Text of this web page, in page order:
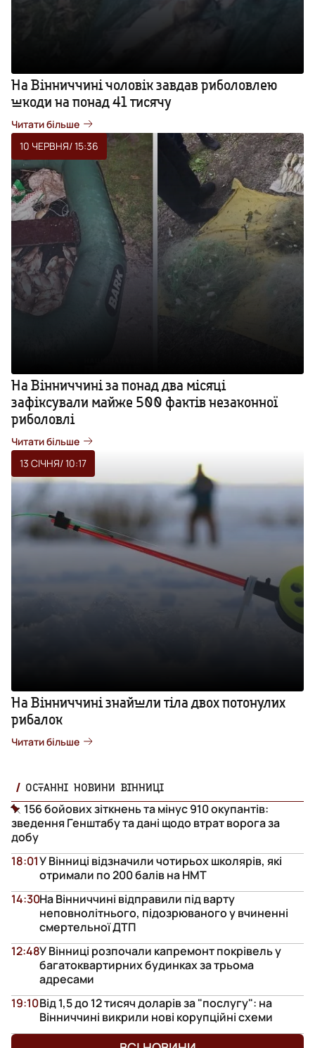
На Вінниччині чоловік завдав риболовлею
шкоди на понад 41 тисячу
Читати більше
10 ЧЕРВНЯ/ 15:36
На Вінниччині за понад два місяці
зафіксували майже 500 фактів незаконної
риболовлі
Читати більше
13 СІЧНЯ/ 10:17
На Вінниччині знайшли тіла двох потонулих
рибалок
Читати більше
ОСТАННІ НОВИНИ ВІННИЦІ
156 бойових зіткнень та мінус 910 окупантів:
зведення Генштабу та дані щодо втрат ворога за
добу
У Вінниці відзначили чотирьох школярів, які
отримали по 200 балів на НМТ
18:01
На Вінниччині відправили під варту
неповнолітнього, підозрюваного у вчиненні
смертельної ДТП
14:30
У Вінниці розпочали капремонт покрівель у
багатоквартирних будинках за трьома
адресами
12:48
Від 1,5 до 12 тисяч доларів за "послугу": на
Вінниччині викрили нові корупційні схеми
19:10